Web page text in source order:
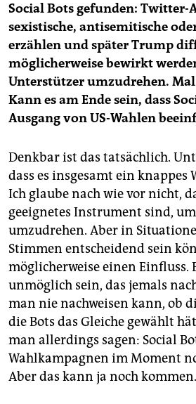
Social Bots gefunden: Twitter-
sexistische, antisemitische
erzählen und später Trump
möglicherweise bewirkt
Unterstützer umzudrehen.
Kann es am Ende sein, dass
Ausgang von US-Wahlen
Denkbar ist das tatsächlich.
dass es insgesamt ein knappes
Ich glaube nach wie vor nicht,
geeignetes Instrument sind,
umzudrehen. Aber in
Stimmen entscheidend sein
möglicherweise einen Einfluss.
unmöglich sein, das jemals
man nie nachweisen kann, ob
die Bots das Gleiche gewählt
man allerdings sagen: Social
Wahlkampagnen im Moment
Aber das kann ja noch kommen.